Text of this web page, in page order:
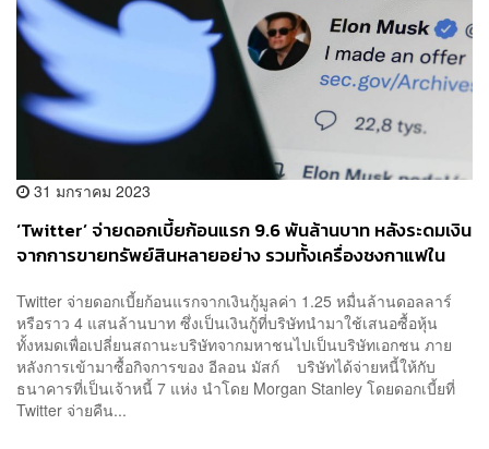
31 มกราคม 2023
‘Twitter’ จ่ายดอกเบี้ยก้อนแรก 9.6 พันล้านบาท หลังระดมเงิน
จากการขายทรัพย์สินหลายอย่าง รวมทั้งเครื่องชงกาแฟใน
Twitter จ่ายดอกเบี้ยก้อนแรกจากเงินกู้มูลค่า 1.25 หมื่นล้านดอลลาร์
หรือราว 4 แสนล้านบาท ซึ่งเป็นเงินกู้ที่บริษัทนำมาใช้เสนอซื้อหุ้น
ทั้งหมดเพื่อเปลี่ยนสถานะบริษัทจากมหาชนไปเป็นบริษัทเอกชน ภาย
หลังการเข้ามาซื้อกิจการของ อีลอน มัสก์ บริษัทได้จ่ายหนี้ให้กับ
ธนาคารที่เป็นเจ้าหนี้ 7 แห่ง นำโดย Morgan Stanley โดยดอกเบี้ยที่
Twitter จ่ายคืน...